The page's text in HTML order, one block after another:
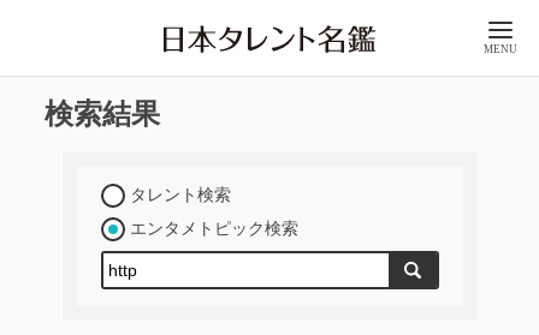
MENU
検索結果
タレント検索
エンタメトピック検索